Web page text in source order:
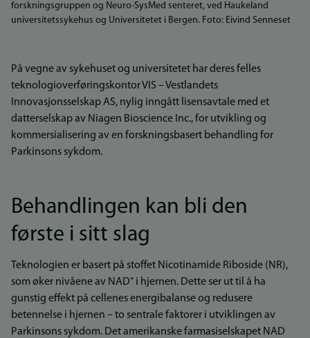
forskningsgruppen og Neuro-SysMed senteret, ved Haukeland
universitetssykehus og Universitetet i Bergen. Foto: Eivind Senneset
På vegne av sykehuset og universitetet har deres felles
teknologioverføringskontor VIS – Vestlandets
Innovasjonsselskap AS, nylig inngått lisensavtale med et
datterselskap av Niagen Bioscience Inc., for utvikling og
kommersialisering av en forskningsbasert behandling for
Parkinsons sykdom.
Behandlingen kan bli den
første i sitt slag
Teknologien er basert på stoffet Nicotinamide Riboside (NR),
som øker nivåene av NAD⁺ i hjernen. Dette ser ut til å ha
gunstig effekt på cellenes energibalanse og redusere
betennelse i hjernen – to sentrale faktorer i utviklingen av
Parkinsons sykdom. Det amerikanske farmasiselskapet NAD